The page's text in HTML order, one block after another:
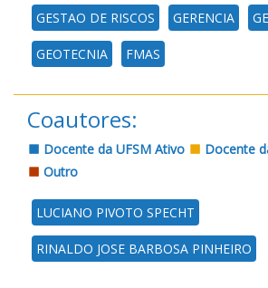
GESTAO DE RISCOS GERENCIA
GEOTECNIA FMAS
Coautores:
Docente da UFSM Ativo
Docente
Outro
LUCIANO PIVOTO SPECHT
RINALDO JOSE BARBOSA PINHEIRO